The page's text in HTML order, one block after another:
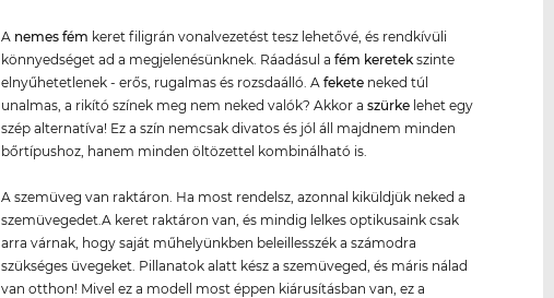
A nemes fém keret filigrán vonalvezetést tesz lehetővé, és rendkívüli
könnyedséget ad a megjelenésünknek. Ráadásul afém keretek szinte
elnyűhetetlenek - erős, rugalmas és rozsdaálló. Afekete neked túl
unalmas, a rikító színek meg nem neked valók? Akkor aszürke lehet egy
szép alternatíva! Ez a szín nemcsak divatos és jól áll majdnem minden
bőrtípushoz, hanem minden öltözettel kombinálható is.
A szemüveg van raktáron. Ha most rendelsz, azonnal kiküldjük neked a
szemüvegedet.A keret raktáron van, és mindig lelkes optikusaink csak
arra várnak, hogy saját műhelyünkben beleillesszék a számodra
szükséges üvegeket. Pillanatok alatt kész a szemüveged, és máris nálad
van otthon! Mivel ez a modell most éppen kiárusításban van, ez a